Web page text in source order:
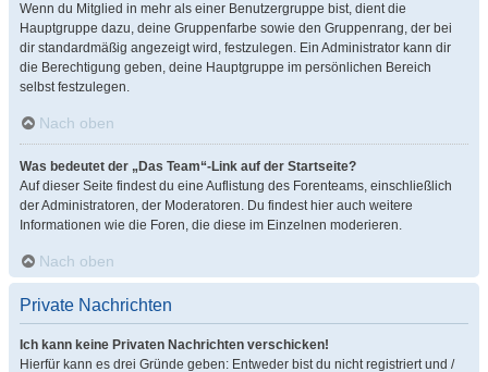
Wenn du Mitglied in mehr als einer Benutzergruppe bist, dient die
Hauptgruppe dazu, deine Gruppenfarbe sowie den Gruppenrang, der bei
dir standardmäßig angezeigt wird, festzulegen. Ein Administrator kann dir
die Berechtigung geben, deine Hauptgruppe im persönlichen Bereich
selbst festzulegen.
Nach oben
Was bedeutet der „Das Team“-Link auf der Startseite?
Auf dieser Seite findest du eine Auflistung des Forenteams, einschließlich
der Administratoren, der Moderatoren. Du findest hier auch weitere
Informationen wie die Foren, die diese im Einzelnen moderieren.
Nach oben
Private Nachrichten
Ich kann keine Privaten Nachrichten verschicken!
Hierfür kann es drei Gründe geben: Entweder bist du nicht registriert und /